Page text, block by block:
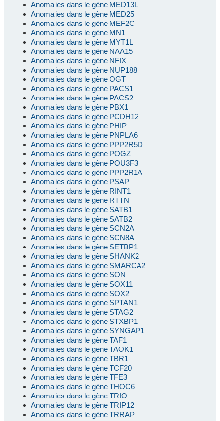
Anomalies dans le gène MED13L
Anomalies dans le gène MED25
Anomalies dans le gène MEF2C
Anomalies dans le gène MN1
Anomalies dans le gène MYT1L
Anomalies dans le gène NAA15
Anomalies dans le gène NFIX
Anomalies dans le gène NUP188
Anomalies dans le gène OGT
Anomalies dans le gène PACS1
Anomalies dans le gène PACS2
Anomalies dans le gène PBX1
Anomalies dans le gène PCDH12
Anomalies dans le gène PHIP
Anomalies dans le gène PNPLA6
Anomalies dans le gène PPP2R5D
Anomalies dans le gène POGZ
Anomalies dans le gène POU3F3
Anomalies dans le gène PPP2R1A
Anomalies dans le gène PSAP
Anomalies dans le gène RINT1
Anomalies dans le gène RTTN
Anomalies dans le gène SATB1
Anomalies dans le gène SATB2
Anomalies dans le gène SCN2A
Anomalies dans le gène SCN8A
Anomalies dans le gène SETBP1
Anomalies dans le gène SHANK2
Anomalies dans le gène SMARCA2
Anomalies dans le gène SON
Anomalies dans le gène SOX11
Anomalies dans le gène SOX2
Anomalies dans le gène SPTAN1
Anomalies dans le gène STAG2
Anomalies dans le gène STXBP1
Anomalies dans le gène SYNGAP1
Anomalies dans le gène TAF1
Anomalies dans le gène TAOK1
Anomalies dans le gène TBR1
Anomalies dans le gène TCF20
Anomalies dans le gène TFE3
Anomalies dans le gène THOC6
Anomalies dans le gène TRIO
Anomalies dans le gène TRIP12
Anomalies dans le gène TRRAP